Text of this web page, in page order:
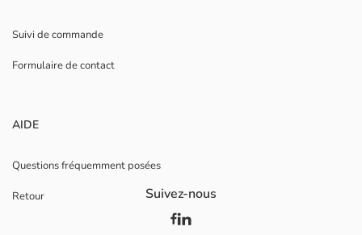
Suivi de commande
Formulaire de contact
AIDE
Questions fréquemment posées
Retour Suivez-nous